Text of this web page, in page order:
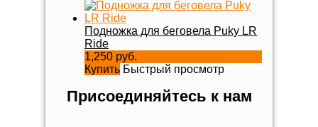
Подножка для беговела Puky LR
Ride
1,250 руб.
Купить Быстрый просмотр
Присоединяйтесь к нам